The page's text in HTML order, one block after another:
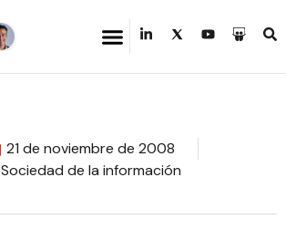
21 de noviembre de 2008
Sociedad de la información